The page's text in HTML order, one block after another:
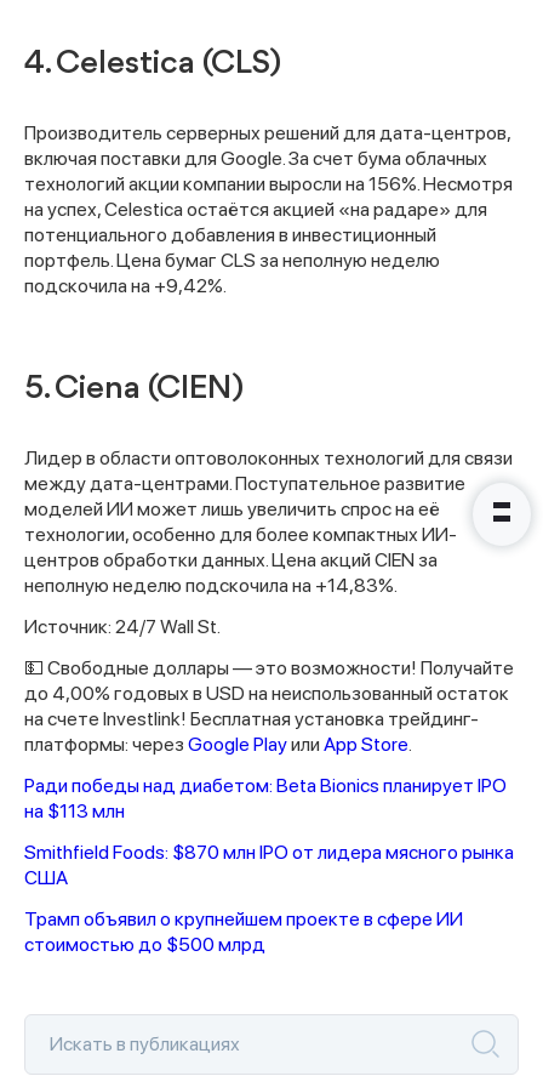
4. Celestica (CLS)
Производитель серверных решений для дата-центров,
включая поставки для Google. За счет бума облачных
технологий акции компании выросли на 156%. Несмотря
на успех, Celestica остаётся акцией «на радаре» для
потенциального добавления в инвестиционный
портфель. Цена бумаг CLS за неполную неделю
подскочила на +9,42%.
5. Ciena (CIEN)
Лидер в области оптоволоконных технологий для связи
между дата-центрами. Поступательное развитие
моделей ИИ может лишь увеличить спрос на её
технологии, особенно для более компактных ИИ-
центров обработки данных. Цена акций CIEN за
неполную неделю подскочила на +14,83%.
Источник: 24/7 Wall St.
💵 Свободные доллары — это возможности! Получайте
до 4,00% годовых в USD на неиспользованный остаток
на счете Investlink! Бесплатная установка трейдинг-
платформы: через Google Playили App Store
Ради победы над диабетом: Beta Bionics планирует IPO
на $113 млн
Smithfield Foods: $870 млн IPO от лидера мясного рынка
США
Трамп объявил о крупнейшем проекте в сфере ИИ
стоимостью до $500 млрд
Спасибо за заявку